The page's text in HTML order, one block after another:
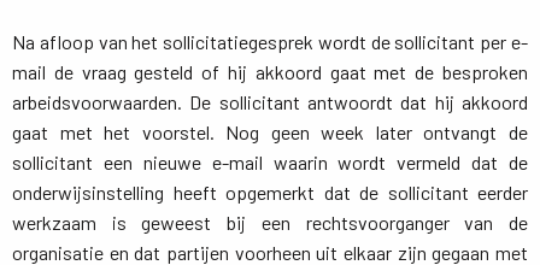
Na afloop van het sollicitatiegesprek wordt de sollicitant per e-
mail de vraag gesteld of hij akkoord gaat met de besproken
arbeidsvoorwaarden. De sollicitant antwoordt dat hij akkoord
gaat met het voorstel. Nog geen week later ontvangt de
sollicitant een nieuwe e-mail waarin wordt vermeld dat de
onderwijsinstelling heeft opgemerkt dat de sollicitant eerder
werkzaam is geweest bij een rechtsvoorganger van de
organisatie en dat partijen voorheen uit elkaar zijn gegaan met